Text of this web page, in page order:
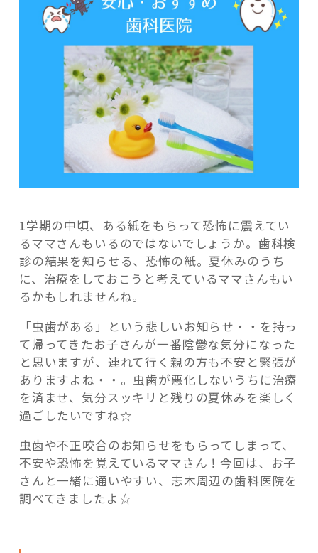
1学期の中頃、ある紙をもらって恐怖に震えてい
るママさんもいるのではないでしょうか。歯科検
診の結果を知らせる、恐怖の紙。夏休みのうち
に、治療をしておこうと考えているママさんもい
るかもしれませんね。
「虫歯がある」という悲しいお知らせ・・を持っ
て帰ってきたお子さんが一番陰鬱な気分になった
と思いますが、連れて行く親の方も不安と緊張が
ありますよね・・。虫歯が悪化しないうちに治療
を済ませ、気分スッキリと残りの夏休みを楽しく
過ごしたいですね☆
虫歯や不正咬合のお知らせをもらってしまって、
不安や恐怖を覚えているママさん！今回は、お子
さんと一緒に通いやすい、志木周辺の歯科医院を
調べてきましたよ☆